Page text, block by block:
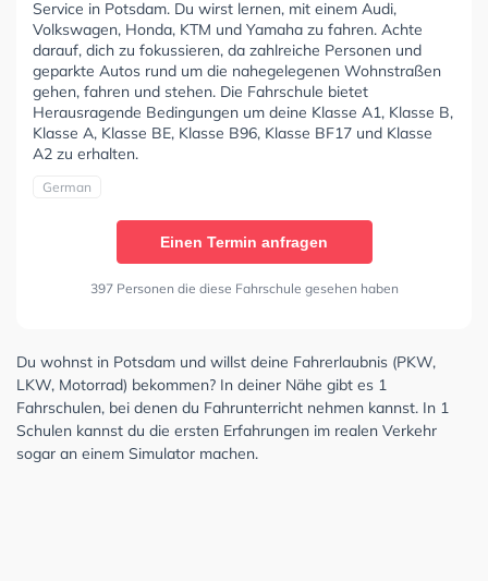
Service in Potsdam. Du wirst lernen, mit einem Audi,
Volkswagen, Honda, KTM und Yamaha zu fahren. Achte
darauf, dich zu fokussieren, da zahlreiche Personen und
geparkte Autos rund um die nahegelegenen Wohnstraßen
gehen, fahren und stehen. Die Fahrschule bietet
Herausragende Bedingungen um deine Klasse A1, Klasse B,
Klasse A, Klasse BE, Klasse B96, Klasse BF17 und Klasse
A2 zu erhalten.
German
Einen Termin anfragen
397 Personen die diese Fahrschule gesehen haben
Du wohnst in Potsdam und willst deine Fahrerlaubnis (PKW,
LKW, Motorrad) bekommen? In deiner Nähe gibt es 1
Fahrschulen, bei denen du Fahrunterricht nehmen kannst. In 1
Schulen kannst du die ersten Erfahrungen im realen Verkehr
sogar an einem Simulator machen.